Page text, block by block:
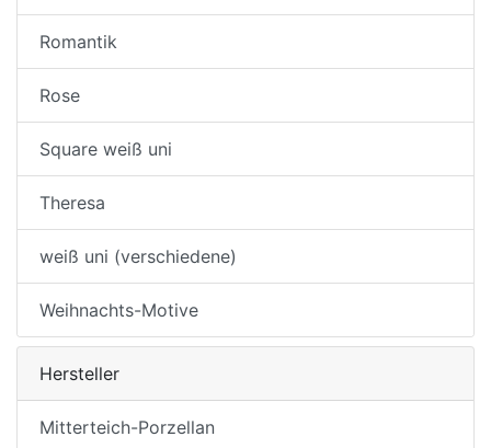
Romantik
Rose
Square weiß uni
Theresa
weiß uni (verschiedene)
Weihnachts-Motive
Hersteller
Mitterteich-Porzellan